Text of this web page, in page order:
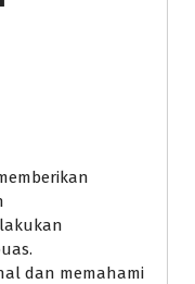
dan memahami